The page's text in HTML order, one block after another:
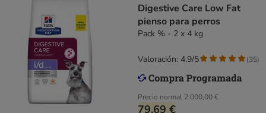
Digestive Care Low Fat
pienso para perros
Pack % - 2 x 4 kg
Precio normal 2.000,00 €
79,69 €
Valoración: 4.9/5 (35)